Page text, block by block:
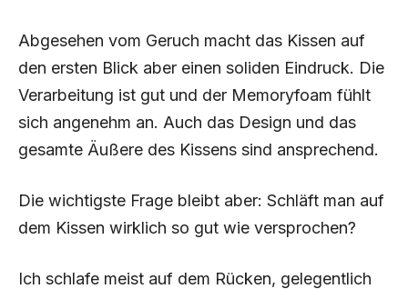
Abgesehen vom Geruch macht das Kissen auf
den ersten Blick aber einen soliden Eindruck. Die
Verarbeitung ist gut und der Memoryfoam fühlt
sich angenehm an. Auch das Design und das
gesamte Äußere des Kissens sind ansprechend.
Die wichtigste Frage bleibt aber: Schläft man auf
dem Kissen wirklich so gut wie versprochen?
Ich schlafe meist auf dem Rücken, gelegentlich